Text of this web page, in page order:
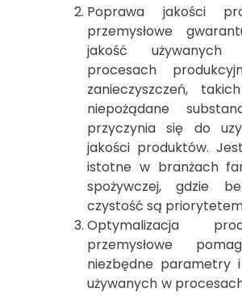
Poprawa jakości
przemysłowe
jakość
procesach
zanieczyszczeń,
niepożądane
przyczynia się do
jakości produktów.
istotne w branżach
spożywczej, gdzie
czystość są
Optymalizacja
przemysłowe
niezbędne parametry
używanych w